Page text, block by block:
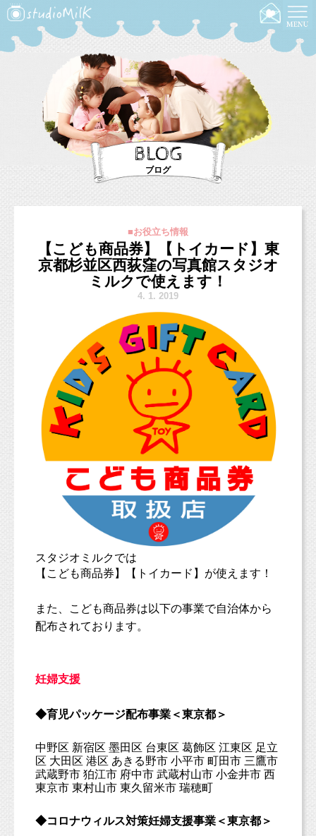
BLOG
ブログ
■お役立ち情報
【こども商品券】【トイカード】東
京都杉並区西荻窪の写真館スタジオ
ミルクで使えます！
4. 1. 2019
スタジオミルクでは
【こども商品券】【トイカード】が使えます！
また、こども商品券は以下の事業で自治体から
配布されております。
妊婦支援
◆育児パッケージ配布事業＜東京都＞
中野区 新宿区 墨田区 台東区 葛飾区 江東区 足立
区 大田区 港区 あきる野市 小平市 町田市 三鷹市
武蔵野市 狛江市 府中市 武蔵村山市 小金井市 西
東京市 東村山市 東久留米市 瑞穂町
◆コロナウィルス対策妊婦支援事業＜東京都＞